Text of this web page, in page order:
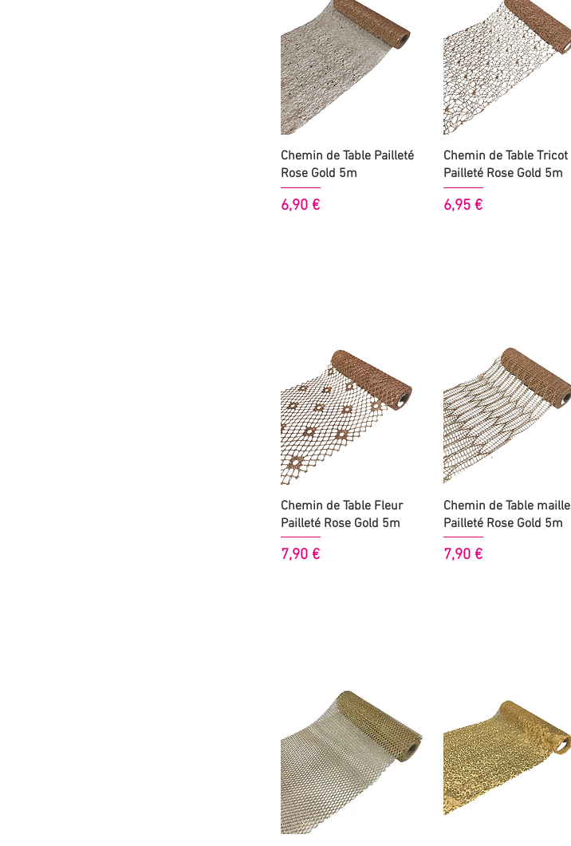
Aperçu rapide
Chemin de Table Pailleté
Rose Gold 5m
Prix
6,90 €
Aperçu rapide
Chemin de Table Tricot
Pailleté Rose Gold 5m
Prix
6,95 €
Aperçu rapide
Chemin de Table Fleur
Pailleté Rose Gold 5m
Prix
7,90 €
Aperçu rapide
Chemin de Table maille
Pailleté Rose Gold 5m
Prix
7,90 €